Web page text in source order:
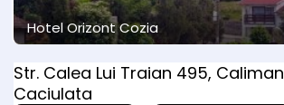
Str. Calea Lui Traian 495,
Caciulata